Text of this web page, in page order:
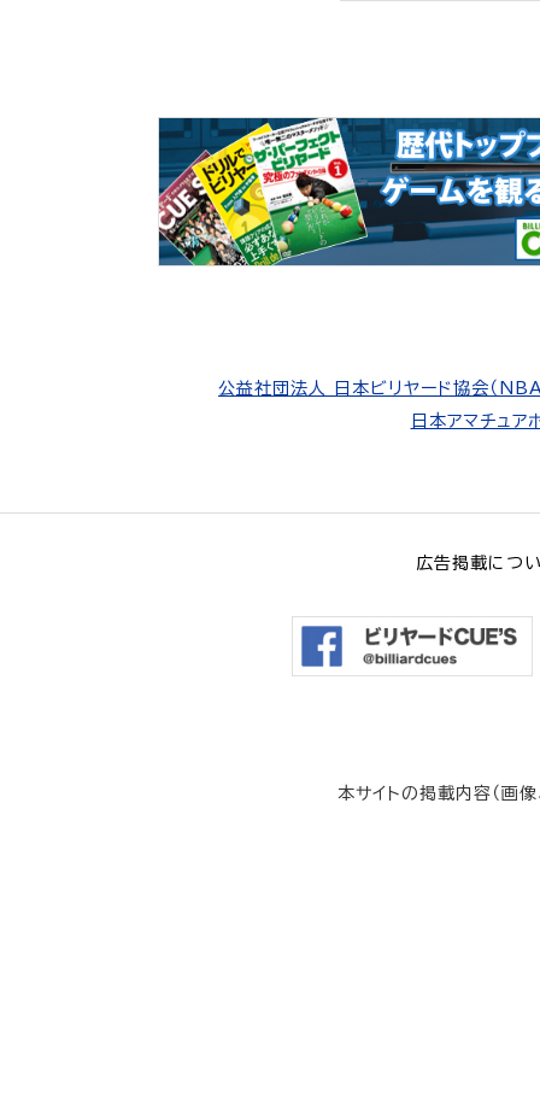
公益社団法人 日本ビリヤード協会（NBA
日本アマチュア
広告掲載につ
本サイトの掲載内容（画